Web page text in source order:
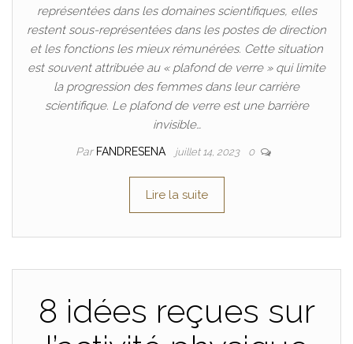
représentées dans les domaines scientifiques, elles
restent sous-représentées dans les postes de direction
et les fonctions les mieux rémunérées. Cette situation
est souvent attribuée au « plafond de verre » qui limite
la progression des femmes dans leur carrière
scientifique. Le plafond de verre est une barrière
invisible…
Par FANDRESENA juillet 14, 2023 0
Lire la suite
8 idées reçues sur